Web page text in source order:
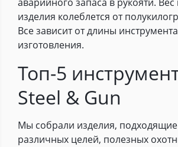
изделия колеблется от
Все зависит от длины
изготовления.
Топ-5
Steel & Gun
Мы собрали изделия,
различных целей, полезных